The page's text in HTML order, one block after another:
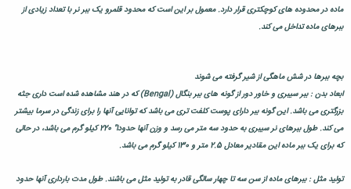
ماده در محدوده های کوچکتری قرار دارد. معمول بر این است که محدود قلمرو یک ببر نر با تعداد زیادی از
ببرهای ماده تداخل می کند.
بچه ببرها در شش ماهگی از شیر گرفته می شوند
ابعاد بدن : ببر سیبری و خاور دور از گونه های ببر بنگال (Bengal) که در هند مشاهده شده است داری جثه
بزرگتری می باشد. این گونه ببر دارای پوست کلفت تری می باشد که توانایی آنها را برای زندگی در سرما بیشتر
می کند. طول ببرهای نر سیبری به حدود سه متر می رسد و وزن آنها حدودا" 220 کیلو گرم می باشد، در حالی
که برای یک ببر ماده این مقادیر معادل 2.5 متر و 130 کیلو گرم می باشد.
تولید مثل : ببرهای ماده از سن سه تا چهار سالگی قادر به تولید مثل می باشند. طول مدت بارداری آنها حدود